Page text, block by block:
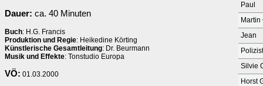
Dauer: ca. 40 Minuten
Buch: H.G. Francis
Produktion und Regie: Heikedine Körting
Künstlerische Gesamtleitung: Dr. Beurmann
Musik und Effekte: Tonstudio Europa
VÖ: 01.03.2000
Paul
Martin
Jean
Polizist
Silvie
Horst